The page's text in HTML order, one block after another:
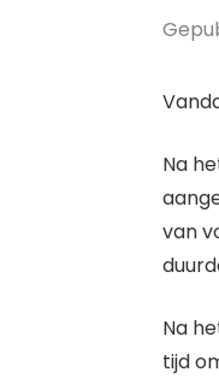
Na
van
Na
tijd